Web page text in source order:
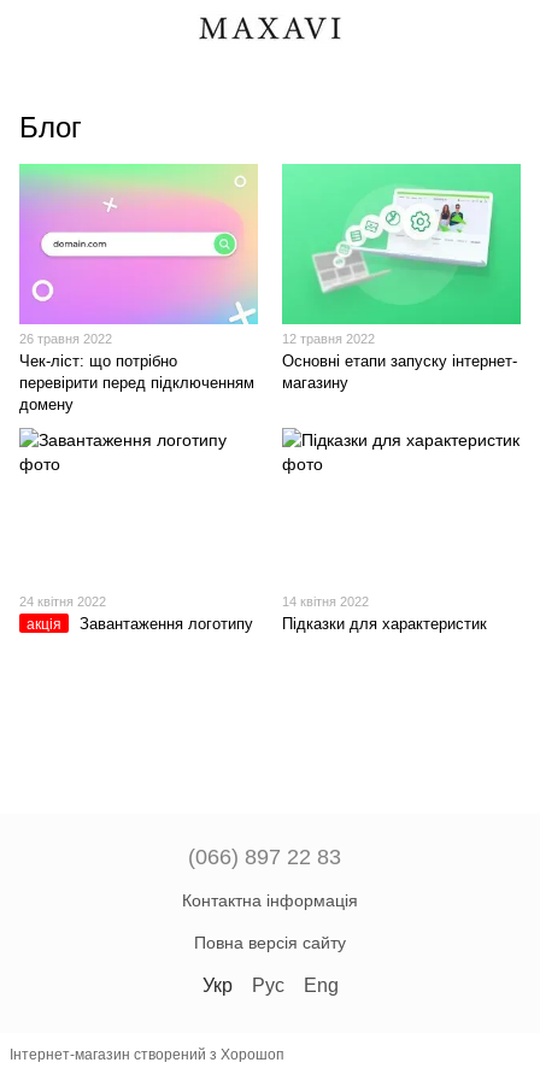
Блог
26 травня 2022
Чек-ліст: що потрібно
перевірити перед підключенням
домену
12 травня 2022
Основні етапи запуску інтернет-
магазину
24 квітня 2022
акція Завантаження логотипу
14 квітня 2022
Підказки для характеристик
(066) 897 22 83
Контактна інформація
Повна версія сайту
Укр Рус Eng
Інтернет-магазин створений з Хорошоп